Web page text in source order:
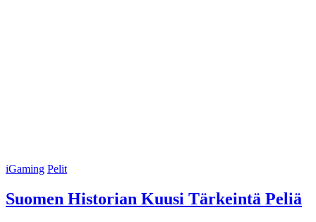
iGaming Pelit
Suomen Historian Kuusi Tärkeintä Peliä